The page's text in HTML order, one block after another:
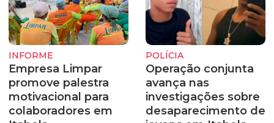
INFORME
Empresa Limpar
promove palestra
motivacional para
colaboradores em
POLÍCIA
Operação conjunta
avança nas
investigações sobre
desaparecimento de